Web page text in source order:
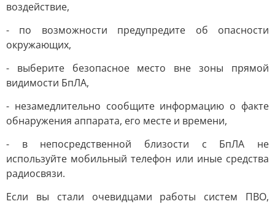
воздействие,
- по возможности предупредите об опасности
окружающих,
- выберите безопасное место вне зоны прямой
видимости БпЛА,
- незамедлительно сообщите информацию о факте
обнаружения аппарата, его месте и времени,
- в непосредственной близости с БпЛА не
используйте мобильный телефон или иные средства
радиосвязи.
Если вы стали очевидцами работы систем ПВО,